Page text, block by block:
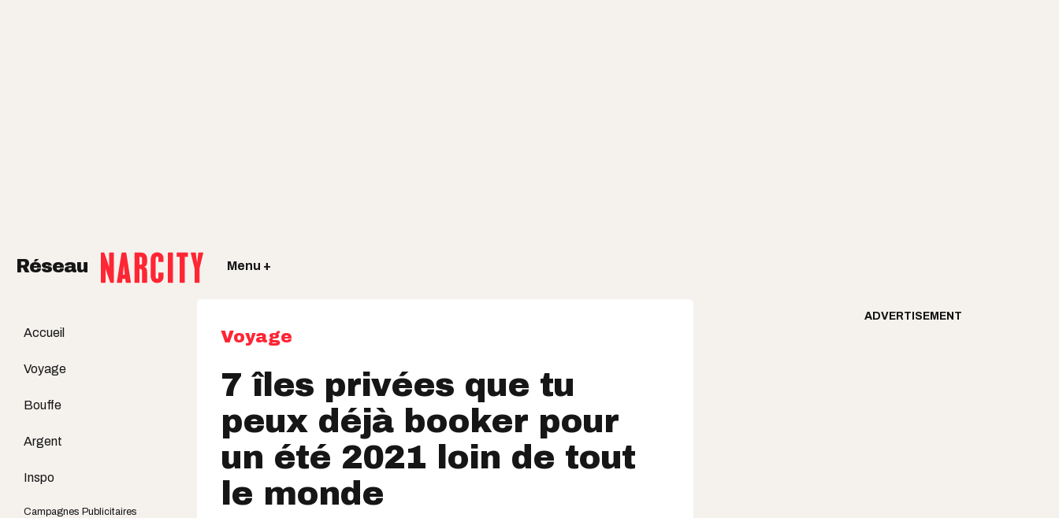
Réseau Menu +
Accueil
Voyage
Bouffe
Argent
Inspo
Campagnes Publicitaires
Voyage
7 îles privées que tu
peux déjà booker pour
un été 2021 loin de tout
le monde
ADVERTISEMENT